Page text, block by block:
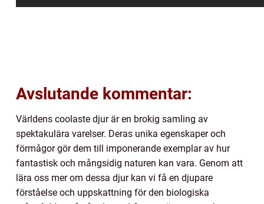
Avslutande kommentar:
Världens coolaste djur är en brokig samling av
spektakulära varelser. Deras unika egenskaper och
förmågor gör dem till imponerande exemplar av hur
fantastisk och mångsidig naturen kan vara. Genom att
lära oss mer om dessa djur kan vi få en djupare
förståelse och uppskattning för den biologiska